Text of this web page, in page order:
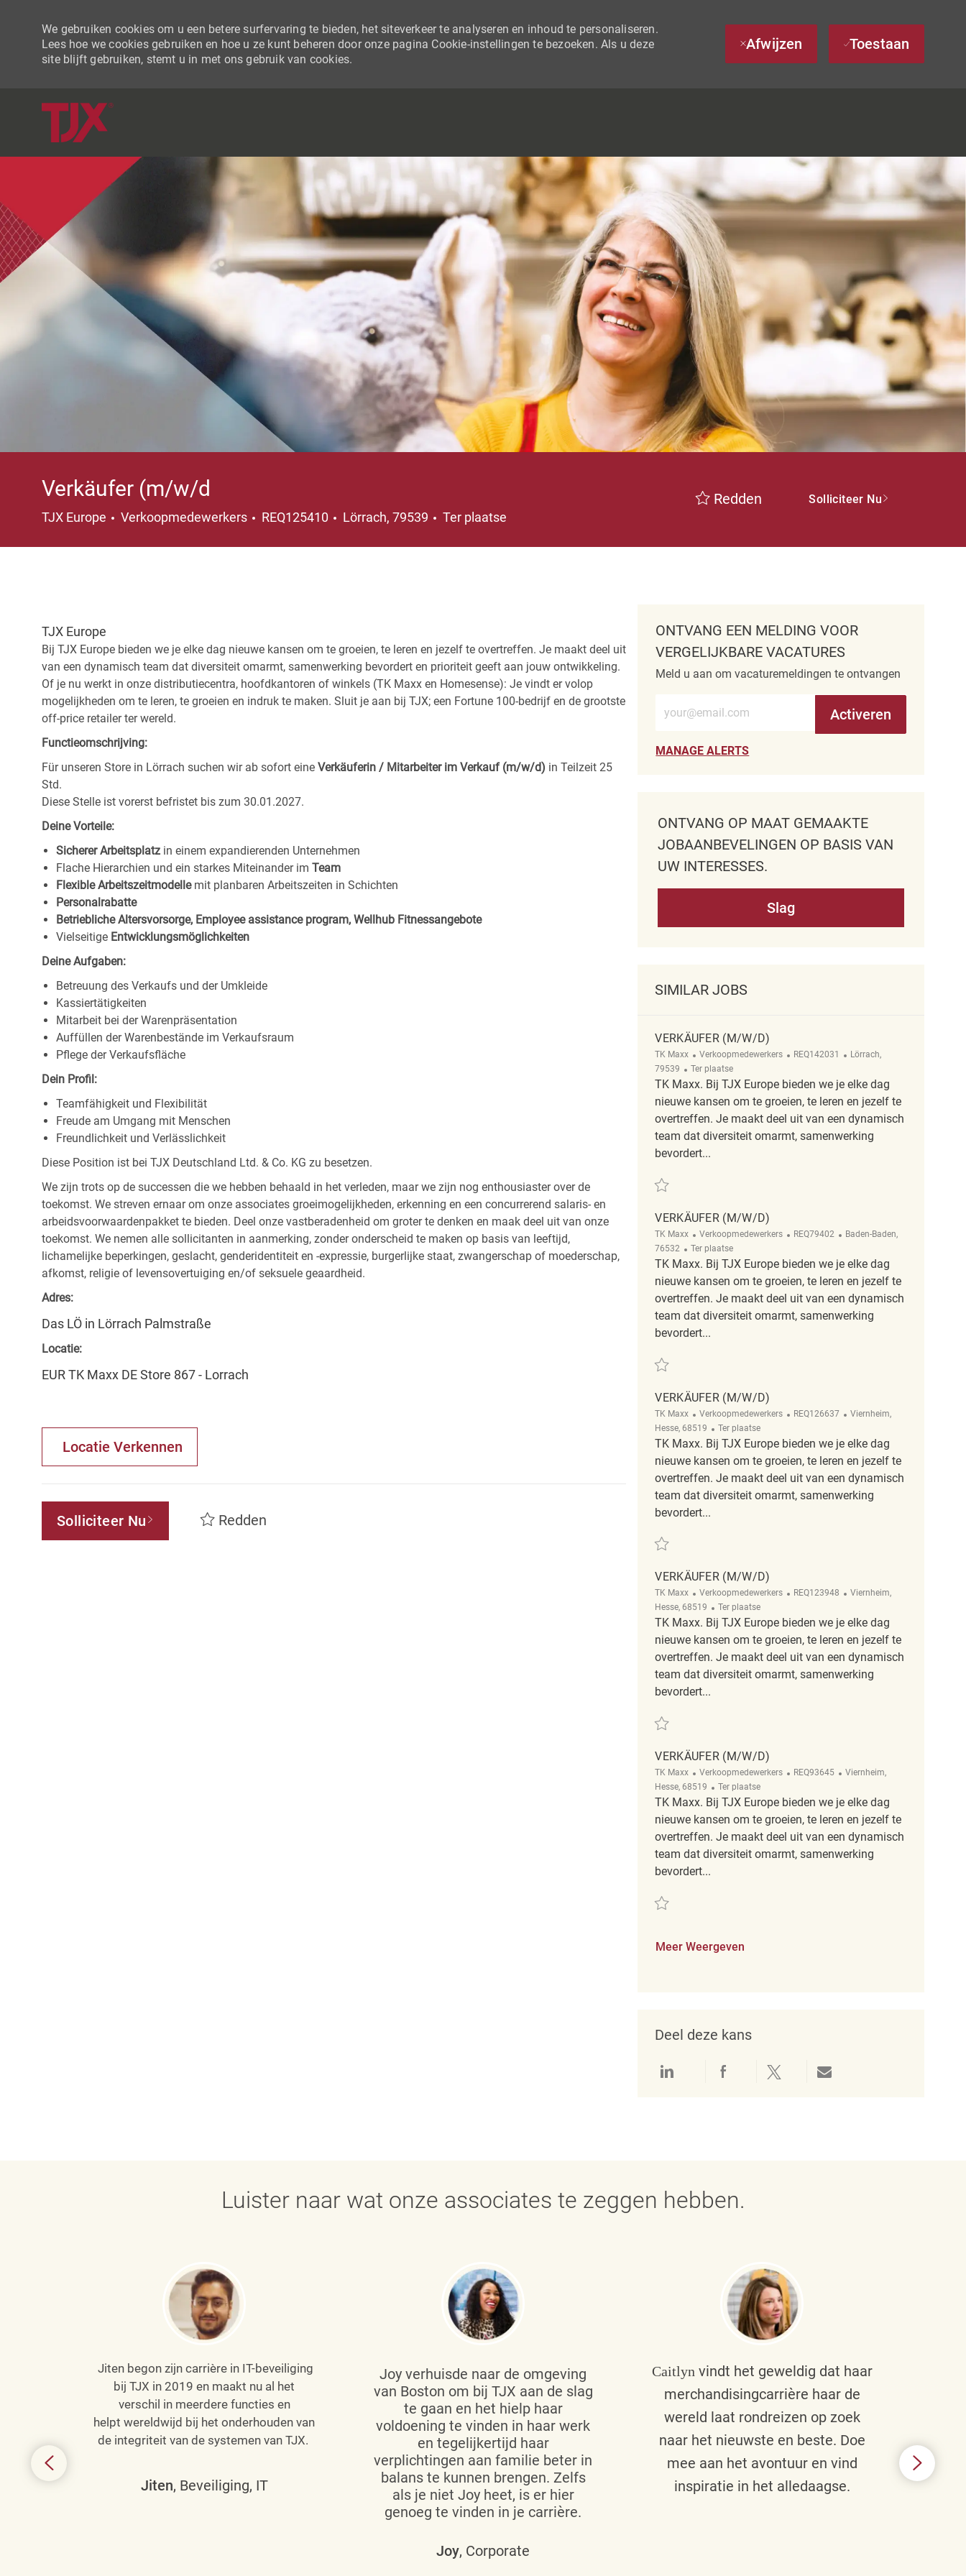
We gebruiken cookies om u een betere surfervaring te bieden, het siteverkeer te analyseren en inhoud te personaliseren.
Lees hoe we cookies gebruiken en hoe u ze kunt beheren door onze pagina Cookie-instellingen te bezoeken. Als u deze
site blijft gebruiken, stemt u in met ons gebruik van cookies.
Afwijzen Toestaan
Verkäufer (m/w/d
TJX Europe Categorie
Verkoopmedewerkers REQ125410 Plaats
Lörrach, 79539 Ter plaatse
Redden Solliciteer Nu
TJX Europe
Bij TJX Europe bieden we je elke dag nieuwe kansen om te groeien, te leren en jezelf te overtreffen. Je maakt deel uit
van een dynamisch team dat diversiteit omarmt, samenwerking bevordert en prioriteit geeft aan jouw ontwikkeling.
Of je nu werkt in onze distributiecentra, hoofdkantoren of winkels (TK Maxx en Homesense): Je vindt er volop
mogelijkheden om te leren, te groeien en indruk te maken. Sluit je aan bij TJX; een Fortune 100-bedrijf en de grootste
off-price retailer ter wereld.
Functieomschrijving:
Für unseren Store in Lörrach suchen wir ab sofort eine Verkäuferin / Mitarbeiter im Verkauf (m/w/d) in Teilzeit 25
Std.
Diese Stelle ist vorerst befristet bis zum 30.01.2027.
Deine Vorteile:
Sicherer Arbeitsplatz in einem expandierenden Unternehmen
Flache Hierarchien und ein starkes Miteinander im Team
Flexible Arbeitszeitmodelle mit planbaren Arbeitszeiten in Schichten
Personalrabatte
Betriebliche Altersvorsorge, Employee assistance program, Wellhub Fitnessangebote
Vielseitige Entwicklungsmöglichkeiten
Deine Aufgaben:
Betreuung des Verkaufs und der Umkleide
Kassiertätigkeiten
Mitarbeit bei der Warenpräsentation
Auffüllen der Warenbestände im Verkaufsraum
Pflege der Verkaufsfläche
Dein Profil:
Teamfähigkeit und Flexibilität
Freude am Umgang mit Menschen
Freundlichkeit und Verlässlichkeit
Diese Position ist bei TJX Deutschland Ltd. & Co. KG zu besetzen.
We zijn trots op de successen die we hebben behaald in het verleden, maar we zijn nog enthousiaster over de
toekomst. We streven ernaar om onze associates groeimogelijkheden, erkenning en een concurrerend salaris- en
arbeidsvoorwaardenpakket te bieden. Deel onze vastberadenheid om groter te denken en maak deel uit van onze
toekomst. We nemen alle sollicitanten in aanmerking, zonder onderscheid te maken op basis van leeftijd,
lichamelijke beperkingen, geslacht, genderidentiteit en -expressie, burgerlijke staat, zwangerschap of moederschap,
afkomst, religie of levensovertuiging en/of seksuele geaardheid.
Adres:
Das LÖ in Lörrach Palmstraße
Locatie:
EUR TK Maxx DE Store 867 - Lorrach
Locatie Verkennen
Solliciteer Nu Redden
ONTVANG EEN MELDING VOOR
VERGELIJKBARE VACATURES
Meld u aan om vacaturemeldingen te ontvangen
Activeren
MANAGE ALERTS
ONTVANG OP MAAT GEMAAKTE
JOBAANBEVELINGEN OP BASIS VAN
UW INTERESSES.
Slag
SIMILAR JOBS
VERKÄUFER (M/W/D)
TK Maxx Categorie
Verkoopmedewerkers ReqId
REQ142031 Plaats
Lörrach,
79539
Afgelegen
Ter plaatse
TK Maxx. Bij TJX Europe bieden we je elke dag
nieuwe kansen om te groeien, te leren en jezelf te
overtreffen. Je maakt deel uit van een dynamisch
team dat diversiteit omarmt, samenwerking
bevordert...
Redden Verkäufer (m/w/d) REQ142031
VERKÄUFER (M/W/D)
TK Maxx Categorie
Verkoopmedewerkers ReqId
REQ79402 Plaats
Baden-Baden,
76532
Afgelegen
Ter plaatse
TK Maxx. Bij TJX Europe bieden we je elke dag
nieuwe kansen om te groeien, te leren en jezelf te
overtreffen. Je maakt deel uit van een dynamisch
team dat diversiteit omarmt, samenwerking
bevordert...
VERKÄUFER (M/W/D)
TK Maxx Categorie
Verkoopmedewerkers ReqId
REQ126637 Plaats
Viernheim,
Hesse, 68519
Afgelegen
Ter plaatse
TK Maxx. Bij TJX Europe bieden we je elke dag
nieuwe kansen om te groeien, te leren en jezelf te
overtreffen. Je maakt deel uit van een dynamisch
team dat diversiteit omarmt, samenwerking
bevordert...
Redden Verkäufer (m/w/d) REQ126637
VERKÄUFER (M/W/D)
TK Maxx Categorie
Verkoopmedewerkers ReqId
REQ123948 Plaats
Viernheim,
Hesse, 68519
Afgelegen
Ter plaatse
TK Maxx. Bij TJX Europe bieden we je elke dag
nieuwe kansen om te groeien, te leren en jezelf te
overtreffen. Je maakt deel uit van een dynamisch
team dat diversiteit omarmt, samenwerking
bevordert...
Redden Verkäufer (m/w/d) REQ123948
VERKÄUFER (M/W/D)
TK Maxx Categorie
Verkoopmedewerkers ReqId
REQ93645 Plaats
Viernheim,
Hesse, 68519
Afgelegen
Ter plaatse
TK Maxx. Bij TJX Europe bieden we je elke dag
nieuwe kansen om te groeien, te leren en jezelf te
overtreffen. Je maakt deel uit van een dynamisch
team dat diversiteit omarmt, samenwerking
bevordert...
Redden Verkäufer (m/w/d) REQ93645
Meer Weergeven
Deel deze kans
Delen via LinkedInDelen via Facebook
Delen via twitterDelen via e-mail
Luister naar wat onze associates te zeggen hebben.
Jiten begon zijn carrière in IT-beveiliging
bij TJX in 2019 en maakt nu al het
verschil in meerdere functies en
helpt wereldwijd bij het onderhouden van
de integriteit van de systemen van TJX.
Jiten, Beveiliging, IT
Joy verhuisde naar de omgeving
van Boston om bij TJX aan de slag
te gaan en het hielp haar
voldoening te vinden in haar werk
en tegelijkertijd haar
verplichtingen aan familie beter in
balans te kunnen brengen. Zelfs
als je niet Joy heet, is er hier
genoeg te vinden in je carrière.
Joy, Corporate
Caitlyn vindt het geweldig dat haar
merchandisingcarrière haar de
wereld laat rondreizen op zoek
naar het nieuwste en beste. Doe
mee aan het avontuur en vind
inspiratie in het alledaagse.